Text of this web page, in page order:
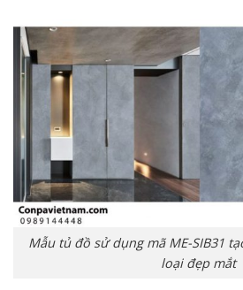
Mẫu tủ đồ sử dụng mã ME-SIB31
loại đẹp mắt